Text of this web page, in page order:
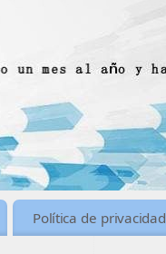
Política de privacidad